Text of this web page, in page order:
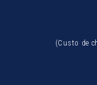
(Custo de